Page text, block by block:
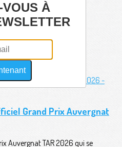
Grand Prix Auvergnat
Auvergnat TAR 2026 qui se
À